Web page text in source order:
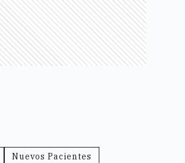
Nuevos Pacientes